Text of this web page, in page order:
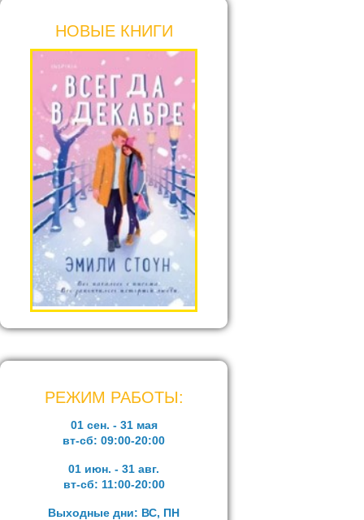
НОВЫЕ КНИГИ
РЕЖИМ РАБОТЫ:
01 сен. - 31 мая
вт-сб: 09:00-20:00
01 июн. - 31 авг.
вт-сб: 11:00-20:00
Выходные дни: ВС, ПН